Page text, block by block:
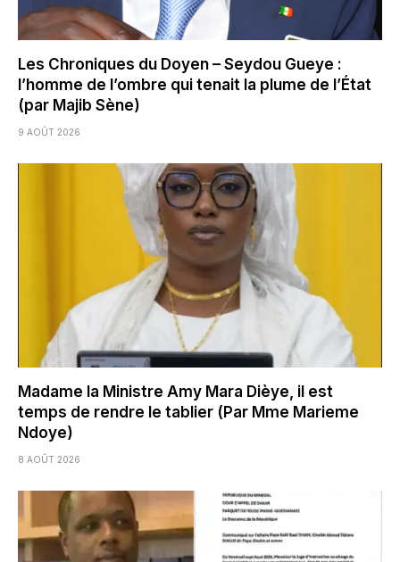
Les Chroniques du Doyen – Seydou Gueye :
l’homme de l’ombre qui tenait la plume de l’État
(par Majib Sène)
9 AOÛT 2026
Madame la Ministre Amy Mara Dièye, il est
temps de rendre le tablier (Par Mme Marieme
Ndoye)
8 AOÛT 2026